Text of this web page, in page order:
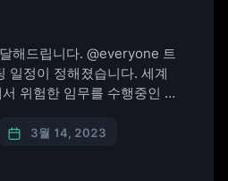
해드립니다. @everyone 트
일정이 정해졌습니다. 세계
위험한 임무를 수행중인 트
치코트3월 14, 2023